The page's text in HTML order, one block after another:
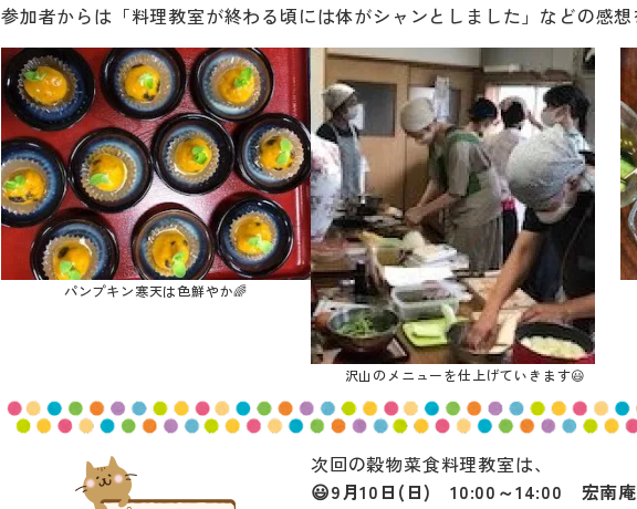
参加者からは「料理教室が終わる頃には体がシャンとしました」などの感
パンプキン寒天は色鮮やか🌈
沢山のメニューを仕上げていきます😃
次回の穀物菜食料理教室は、
😃9月10日(日) 10:00～14:00 宏南庵